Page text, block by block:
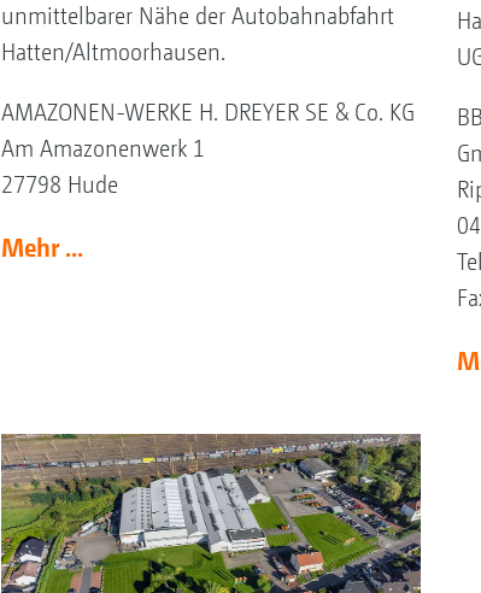
unmittelbarer Nähe der Autobahnabfahrt
Hatten/Altmoorhausen.
AMAZONEN-WERKE H. DREYER SE & Co. KG
Am Amazonenwerk 1
27798 Hude
Mehr ...